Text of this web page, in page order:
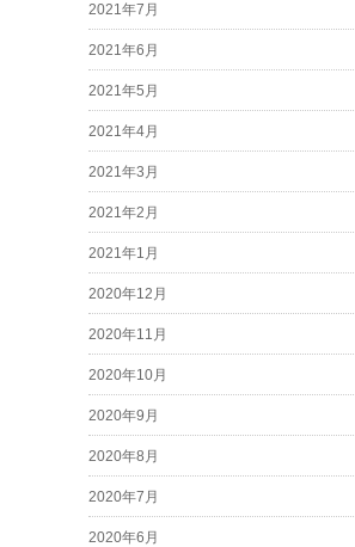
2021年7月
2021年6月
2021年5月
2021年4月
2021年3月
2021年2月
2021年1月
2020年12月
2020年11月
2020年10月
2020年9月
2020年8月
2020年7月
2020年6月